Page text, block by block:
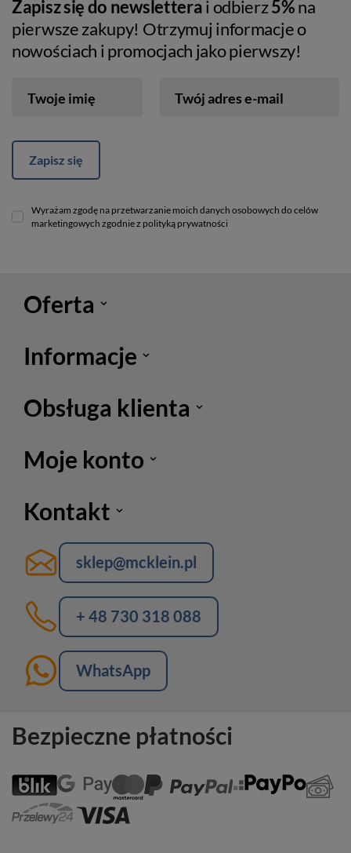
Zapisz się do newsletterai odbierz5%na
pierwsze zakupy! Otrzymuj informacje o
nowościach i promocjach jako pierwszy!
Twoje imię Twój adres e-mail
Zapisz się
Wyrażam zgodę na przetwarzanie moich danych osobowych do celów
marketingowych zgodnie z polityką prywatności
Oferta
Informacje
Obsługa klienta
Moje konto
Kontakt
sklep@mcklein.pl
+ 48 730 318 088
WhatsApp
Bezpieczne płatności